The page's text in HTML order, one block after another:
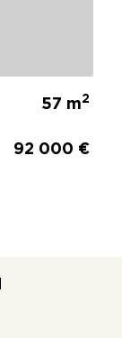
57 m2
92 000 €